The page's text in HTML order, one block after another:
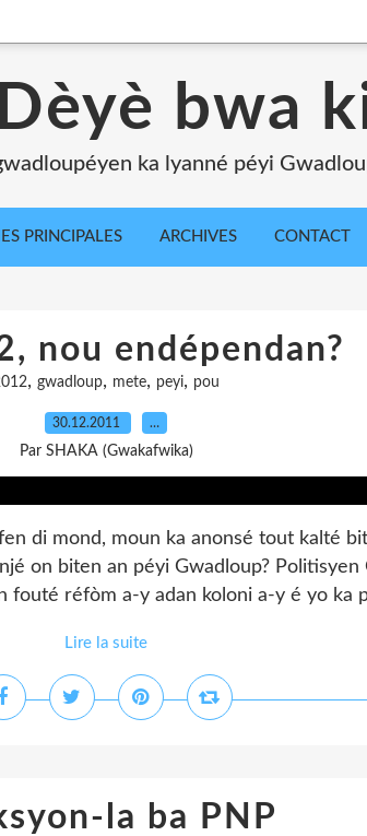
Dèyè bwa
ka lyanné péyi
PRINCIPALES ARCHIVES CONTACT
nou endépendan?
, gwadloup, mete, peyi, pou
30.12.2011 …
Par SHAKA (Gwakafwika)
di mond, moun ka anonsé tout kalté
on biten an péyi Gwadloup? Politisyen
fouté réfòm a-y adan koloni a-y é yo ka
Lire la suite
la ba PNP